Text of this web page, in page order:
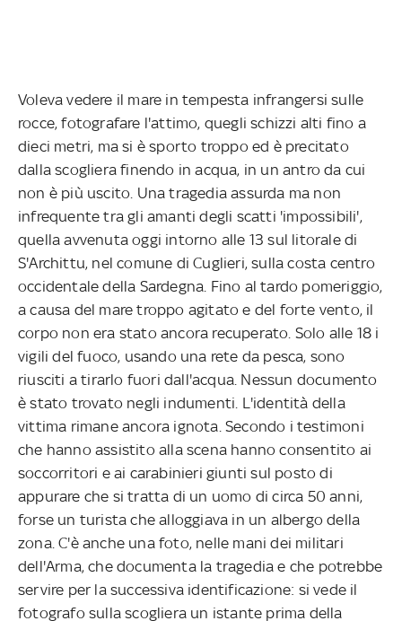
Voleva vedere il mare in tempesta infrangersi sulle
rocce, fotografare l'attimo, quegli schizzi alti fino a
dieci metri, ma si è sporto troppo ed è precitato
dalla scogliera finendo in acqua, in un antro da cui
non è più uscito. Una tragedia assurda ma non
infrequente tra gli amanti degli scatti 'impossibili',
quella avvenuta oggi intorno alle 13 sul litorale di
S'Archittu, nel comune di Cuglieri, sulla costa centro
occidentale della Sardegna. Fino al tardo pomeriggio,
a causa del mare troppo agitato e del forte vento, il
corpo non era stato ancora recuperato. Solo alle 18 i
vigili del fuoco, usando una rete da pesca, sono
riusciti a tirarlo fuori dall'acqua. Nessun documento
è stato trovato negli indumenti. L'identità della
vittima rimane ancora ignota. Secondo i testimoni
che hanno assistito alla scena hanno consentito ai
soccorritori e ai carabinieri giunti sul posto di
appurare che si tratta di un uomo di circa 50 anni,
forse un turista che alloggiava in un albergo della
zona. C'è anche una foto, nelle mani dei militari
dell'Arma, che documenta la tragedia e che potrebbe
servire per la successiva identificazione: si vede il
fotografo sulla scogliera un istante prima della